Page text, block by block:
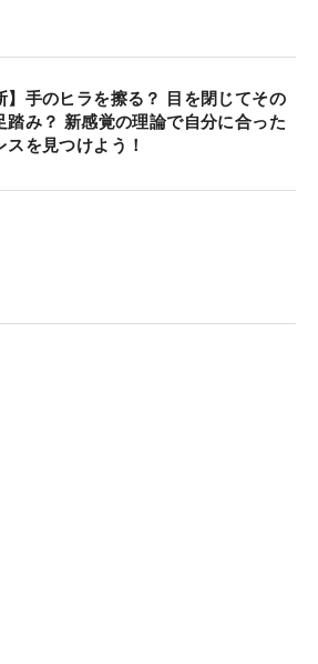
】手のヒラを擦る？ 目を閉じてその
踏み？ 新感覚の理論で自分に合った
スを見つけよう！